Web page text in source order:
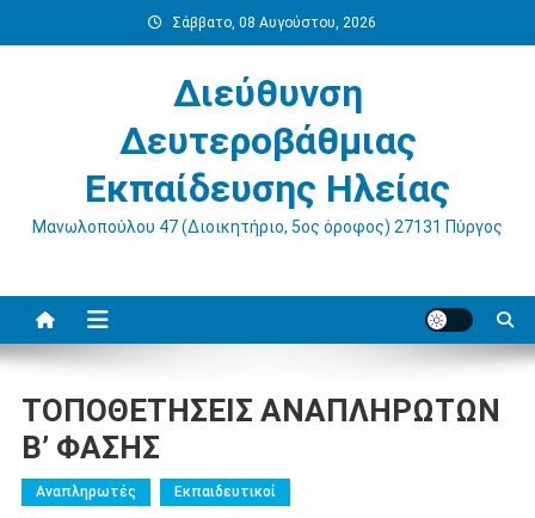
στο
Σάββατο, 08 Αυγούστου, 2026
Διεύθυνση
Δευτεροβάθμιας
Εκπαίδευσης Ηλείας
Μανωλοπούλου 47 (Διοικητήριο, 5ος όροφος) 27131 Πύργος
ΤΟΠΟΘΕΤΗΣΕΙΣ ΑΝΑΠΛΗΡΩΤΩΝ
Β’ ΦΑΣΗΣ
Αναπληρωτές Εκπαιδευτικοί